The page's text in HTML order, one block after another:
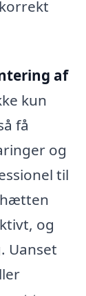
af
kun
få
og
til
og
Uanset